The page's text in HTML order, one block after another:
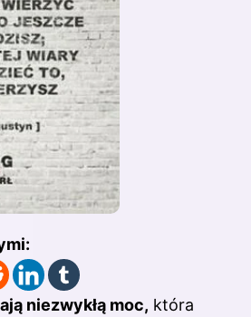
niezwykłą moc, która